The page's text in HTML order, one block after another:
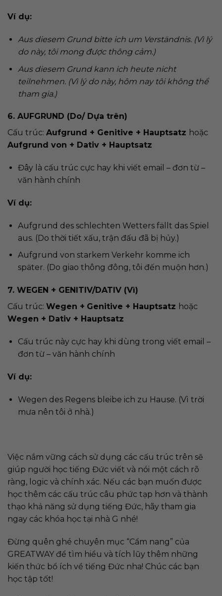
Ví dụ:
Aus diesem Grund bitte ich um Verständnis. (Vì lý
do này, tôi mong được thông cảm.)
Aus diesem Grund kann ich heute nicht
teilnehmen. (Vì lý do này, hôm nay tôi không thể
tham gia.)
6. AUFGRUND (Do/ Dựa trên)
Cấu trúc: Aufgrund + Genitive + Hauptsatz hoặc
Aufgrund von + Dativ + Hauptsatz
Đây là cấu trúc cực hay khi viết email – đơn từ –
văn hành chính
Ví dụ:
Aufgrund des schlechten Wetters fällt das Spiel
aus. (Do thời tiết xấu, trận đấu đã bị hủy.)
Aufgrund von starkem Verkehr komme ich
später. (Do giao thông đông, tôi đến muộn hơn.)
7. WEGEN + GENITIV/DATIV (Vì)
Cấu trúc: Wegen + Genitive + Hauptsatz hoặc
Wegen + Dativ + Hauptsatz
Cấu trúc này cực hay khi dùng trong viết email –
đơn từ – văn hành chính
Ví dụ:
Wegen des Regens bleibe ich zu Hause. (Vì trời
mưa nên tôi ở nhà.)
Việc nắm vững cách sử dụng các cấu trúc trên sẽ
giúp người học tiếng Đức viết và nói một cách rõ
ràng, logic và chính xác. Nếu các bạn muốn được
học thêm các cấu trúc câu phức tạp hơn và thành
thạo khả năng sử dụng tiếng Đức, hãy tham gia
ngay các khóa học tại nhà G nhé!
Đừng quên ghé chuyên mục “Cẩm nang” của
GREATWAY để tìm hiểu và tích lũy thêm những
kiến thức bổ ích về tiếng Đức nha! Chúc các bạn
học tập tốt!